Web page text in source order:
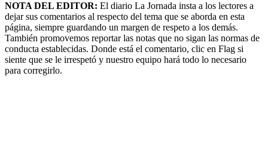
NOTA DEL EDITOR: El diario La Jornada insta a los lectores a
dejar sus comentarios al respecto del tema que se aborda en esta
página, siempre guardando un margen de respeto a los demás.
También promovemos reportar las notas que no sigan las normas de
conducta establecidas. Donde está el comentario, clic en Flag si
siente que se le irrespetó y nuestro equipo hará todo lo necesario
para corregirlo.